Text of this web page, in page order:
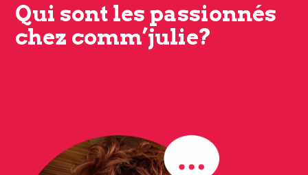
Qui sont les passionnés
chez comm’julie?